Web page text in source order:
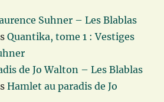
Suhner – Les Blablas
Quantika, tome 1 : Vestiges
de Jo Walton – Les Blablas
Hamlet au paradis de Jo